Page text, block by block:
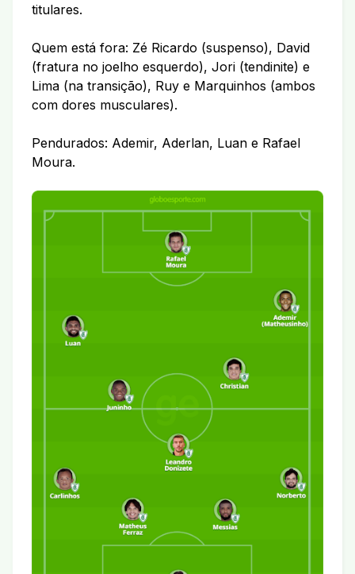
titulares.
Quem está fora: Zé Ricardo (suspenso), David
(fratura no joelho esquerdo), Jori (tendinite) e
Lima (na transição), Ruy e Marquinhos (ambos
com dores musculares).
Pendurados: Ademir, Aderlan, Luan e Rafael
Moura.